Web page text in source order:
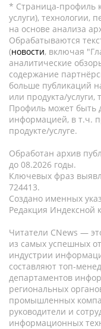
* Страница-профиль
услуги), технологии,
на основе анализа
Обрабатываются
(новости, включая
аналитические
содержание
больше публикаций
или продукта/
Профиль может быть
информацией, в т.ч.
продукте/услуге.
Обработан архив
до 08.2026 годы.
Ключевых фраз
724413.
Создано именных
Редакция Индексной
Читатели CNews —
из самых успешных
индустрии
составляют топ-
департаментов
региональных
промышленных
руководители и
информационных